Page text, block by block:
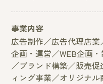
事業内容
広告制作／広告代理店
企画・運営／WEB企画
／ブランド構築／販売促
ィング事業／オリジナ